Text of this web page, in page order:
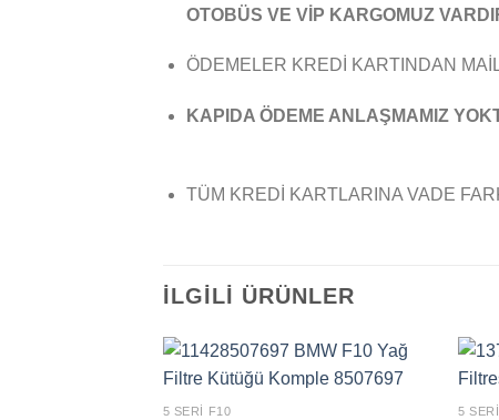
OTOBÜS VE VİP KARGOMUZ
ÖDEMELER KREDİ KARTINDAN
KAPIDA ÖDEME ANLAŞMAMIZ
TÜM KREDİ KARTLARINA VADE
İLGILI ÜRÜNLER
5 SERI F10 5